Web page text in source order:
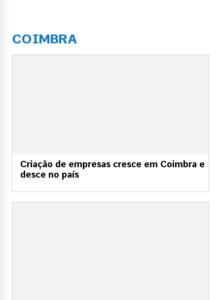
COIMBRA
Criação de empresas cresce em Coimbra e
desce no país